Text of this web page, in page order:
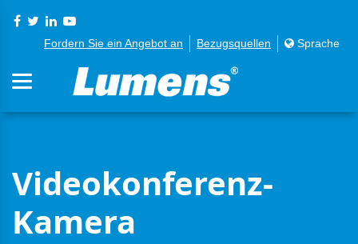
Fordern Sie ein Angebot an Bezugsquellen Sprache
Videokonferenz-
Kamera